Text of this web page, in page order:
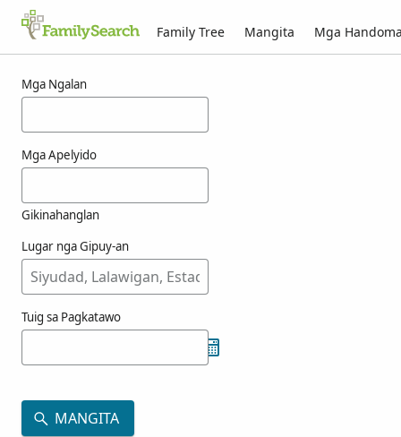
Family Tree Mangita Mga
Mga Ngalan
Mga Apelyido
Gikinahanglan
Lugar nga Gipuy-an
Tuig sa Pagkatawo
MANGITA